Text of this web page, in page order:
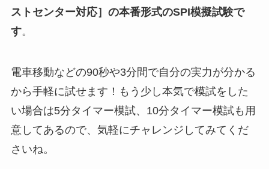
ストセンター対応］ の本番形式のSPI模擬試験で
す。
電車移動などの90秒や3分間で自分の実力が分かる
から手軽に試せます！もう少し本気で模試をした
い場合は5分タイマー模試、10分タイマー模試も用
意してあるので、気軽にチャレンジしてみてくだ
さいね。